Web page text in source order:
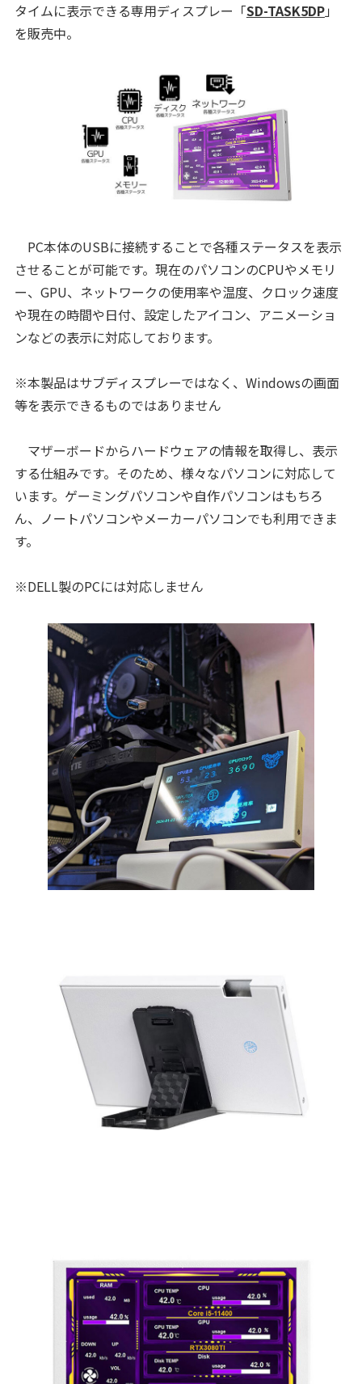
タイムに表示できる専用ディスプレー「SD-TASK5DP」
を販売中。
PC本体のUSBに接続することで各種ステータスを表示
させることが可能です。現在のパソコンのCPUやメモリ
ー、GPU、ネットワークの使用率や温度、クロック速度
や現在の時間や日付、設定したアイコン、アニメーショ
ンなどの表示に対応しております。
※本製品はサブディスプレーではなく、Windowsの画面
等を表示できるものではありません
マザーボードからハードウェアの情報を取得し、表示
する仕組みです。そのため、様々なパソコンに対応して
います。ゲーミングパソコンや自作パソコンはもちろ
ん、ノートパソコンやメーカーパソコンでも利用できま
す。
※DELL製のPCには対応しません